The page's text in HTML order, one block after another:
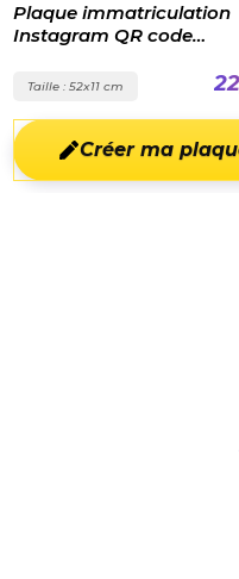
€
Plaque
Taille : 52x11 cm
Créer ma